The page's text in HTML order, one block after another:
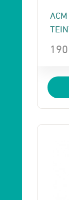
prix
prix
est :